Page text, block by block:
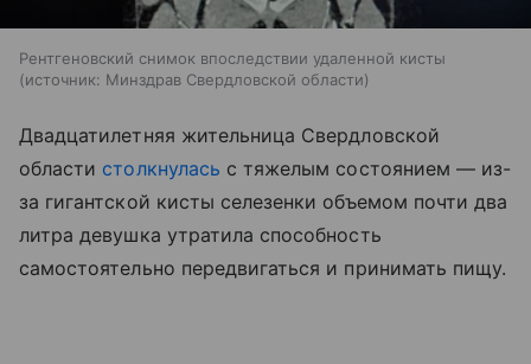
Рентгеновский снимок впоследствии удаленной кисты
источник: Минздрав Свердловской области
Двадцатилетняя жительница Свердловской
области столкнулась с тяжелым состоянием — из-
за гигантской кисты селезенки объемом почти два
литра девушка утратила способность
самостоятельно передвигаться и принимать пищу.